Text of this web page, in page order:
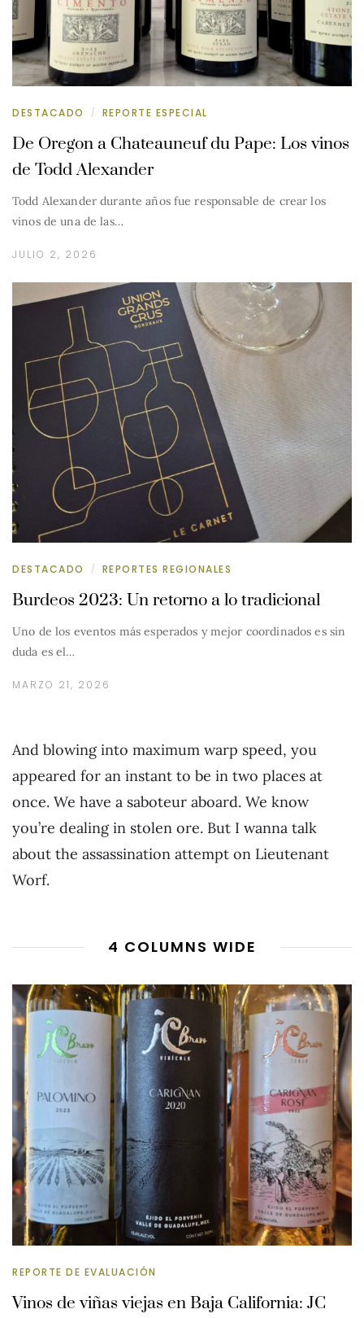
DESTACADO / REPORTE ESPECIAL
De Oregon a Chateauneuf du Pape: Los vinos
de Todd Alexander
Todd Alexander durante años fue responsable de crear los
vinos de una de las…
JULIO 2, 2026
DESTACADO / REPORTES REGIONALES
Burdeos 2023: Un retorno a lo tradicional
Uno de los eventos más esperados y mejor coordinados es sin
duda es el…
MARZO 21, 2026
And blowing into maximum warp speed, you
appeared for an instant to be in two places at
once. We have a saboteur aboard. We know
you’re dealing in stolen ore. But I wanna talk
about the assassination attempt on Lieutenant
Worf.
4 COLUMNS WIDE
REPORTE DE EVALUACIÓN
Vinos de viñas viejas en Baja California: JC